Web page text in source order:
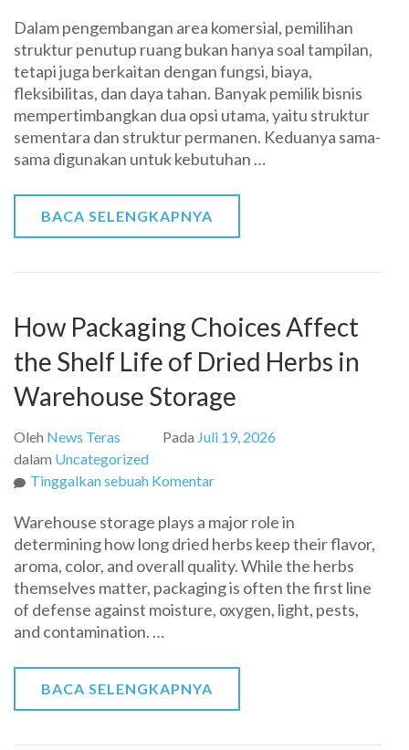
Struktur
Sementara
dan
Permanen
untuk
Kebutuhan
Area
Dalam pengembangan area komersial, pemilihan
struktur penutup ruang bukan hanya soal tampilan,
tetapi juga berkaitan dengan fungsi, biaya,
fleksibilitas, dan daya tahan. Banyak pemilik bisnis
mempertimbangkan dua opsi utama, yaitu struktur
sementara dan struktur permanen. Keduanya sama-
sama digunakan untuk kebutuhan …
BACA SELENGKAPNYA
How Packaging Choices Affect
the Shelf Life of Dried Herbs in
Warehouse Storage
Oleh News Teras Pada Juli 19, 2026
dalam Uncategorized
Tinggalkan sebuah Komentarpada
Packaging
Choices
Affect
the
Shelf
Warehouse storage plays a major role in
determining how long dried herbs keep their flavor,
aroma, color, and overall quality. While the herbs
themselves matter, packaging is often the first line
of defense against moisture, oxygen, light, pests,
and contamination. …
BACA SELENGKAPNYA